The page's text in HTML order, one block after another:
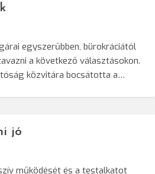
egyszerűbben, bürokráciától
a következő választásokon.
közvitára bocsátotta a…
jó
működését és a testalkatot